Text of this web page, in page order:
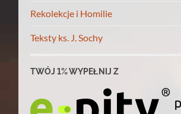
Rekolekcje i Homilie
Teksty ks. J. Sochy
TWÓJ 1% WYPEŁNIJ Z